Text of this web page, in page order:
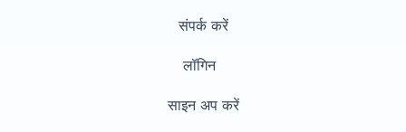
संपर्क करें
लॉगिन
साइन अप करें